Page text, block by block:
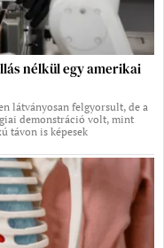
nélkül egy amerikai
látványosan felgyorsult, de a
demonstráció volt, mint
távon is képesek